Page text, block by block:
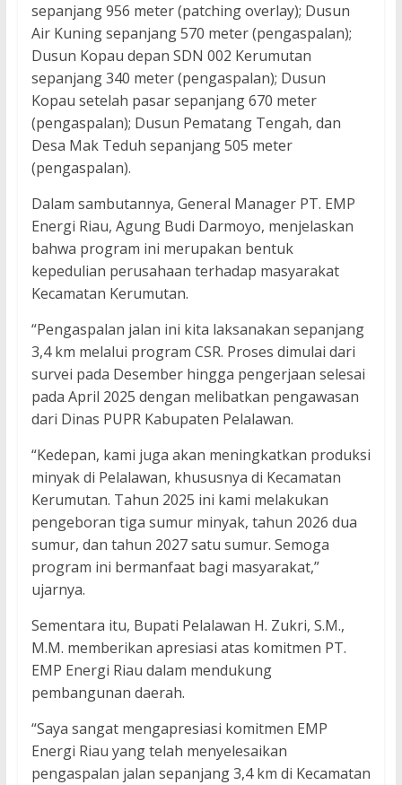
sepanjang 956 meter (patching overlay); Dusun
Air Kuning sepanjang 570 meter (pengaspalan);
Dusun Kopau depan SDN 002 Kerumutan
sepanjang 340 meter (pengaspalan); Dusun
Kopau setelah pasar sepanjang 670 meter
(pengaspalan); Dusun Pematang Tengah, dan
Desa Mak Teduh sepanjang 505 meter
(pengaspalan).
Dalam sambutannya, General Manager PT. EMP
Energi Riau, Agung Budi Darmoyo, menjelaskan
bahwa program ini merupakan bentuk
kepedulian perusahaan terhadap masyarakat
Kecamatan Kerumutan.
“Pengaspalan jalan ini kita laksanakan sepanjang
3,4 km melalui program CSR. Proses dimulai dari
survei pada Desember hingga pengerjaan selesai
pada April 2025 dengan melibatkan pengawasan
dari Dinas PUPR Kabupaten Pelalawan.
“Kedepan, kami juga akan meningkatkan produksi
minyak di Pelalawan, khususnya di Kecamatan
Kerumutan. Tahun 2025 ini kami melakukan
pengeboran tiga sumur minyak, tahun 2026 dua
sumur, dan tahun 2027 satu sumur. Semoga
program ini bermanfaat bagi masyarakat,”
ujarnya.
Sementara itu, Bupati Pelalawan H. Zukri, S.M.,
M.M. memberikan apresiasi atas komitmen PT.
EMP Energi Riau dalam mendukung
pembangunan daerah.
“Saya sangat mengapresiasi komitmen EMP
Energi Riau yang telah menyelesaikan
pengaspalan jalan sepanjang 3,4 km di Kecamatan